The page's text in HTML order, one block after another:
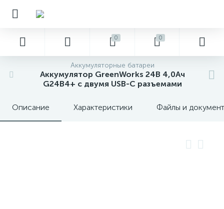
0 0
Аккумуляторные батареи
Аккумулятор GreenWorks 24В 4,0Ач
G24B4+ с двумя USB-C разъемами
Описание Характеристики Файлы и